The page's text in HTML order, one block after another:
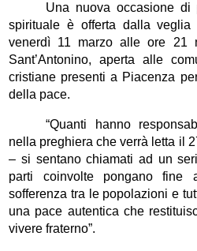
Una nuova occasione di
spirituale è offerta dalla veglia
venerdì 11 marzo alle ore 21
Sant’Antonino, aperta alle
cristiane presenti a Piacenza
della pace.
“Quanti hanno
nella preghiera che verrà letta il
– si sentano chiamati ad un
parti coinvolte pongano fine
sofferenza tra le popolazioni e
una pace autentica che
vivere fraterno”.